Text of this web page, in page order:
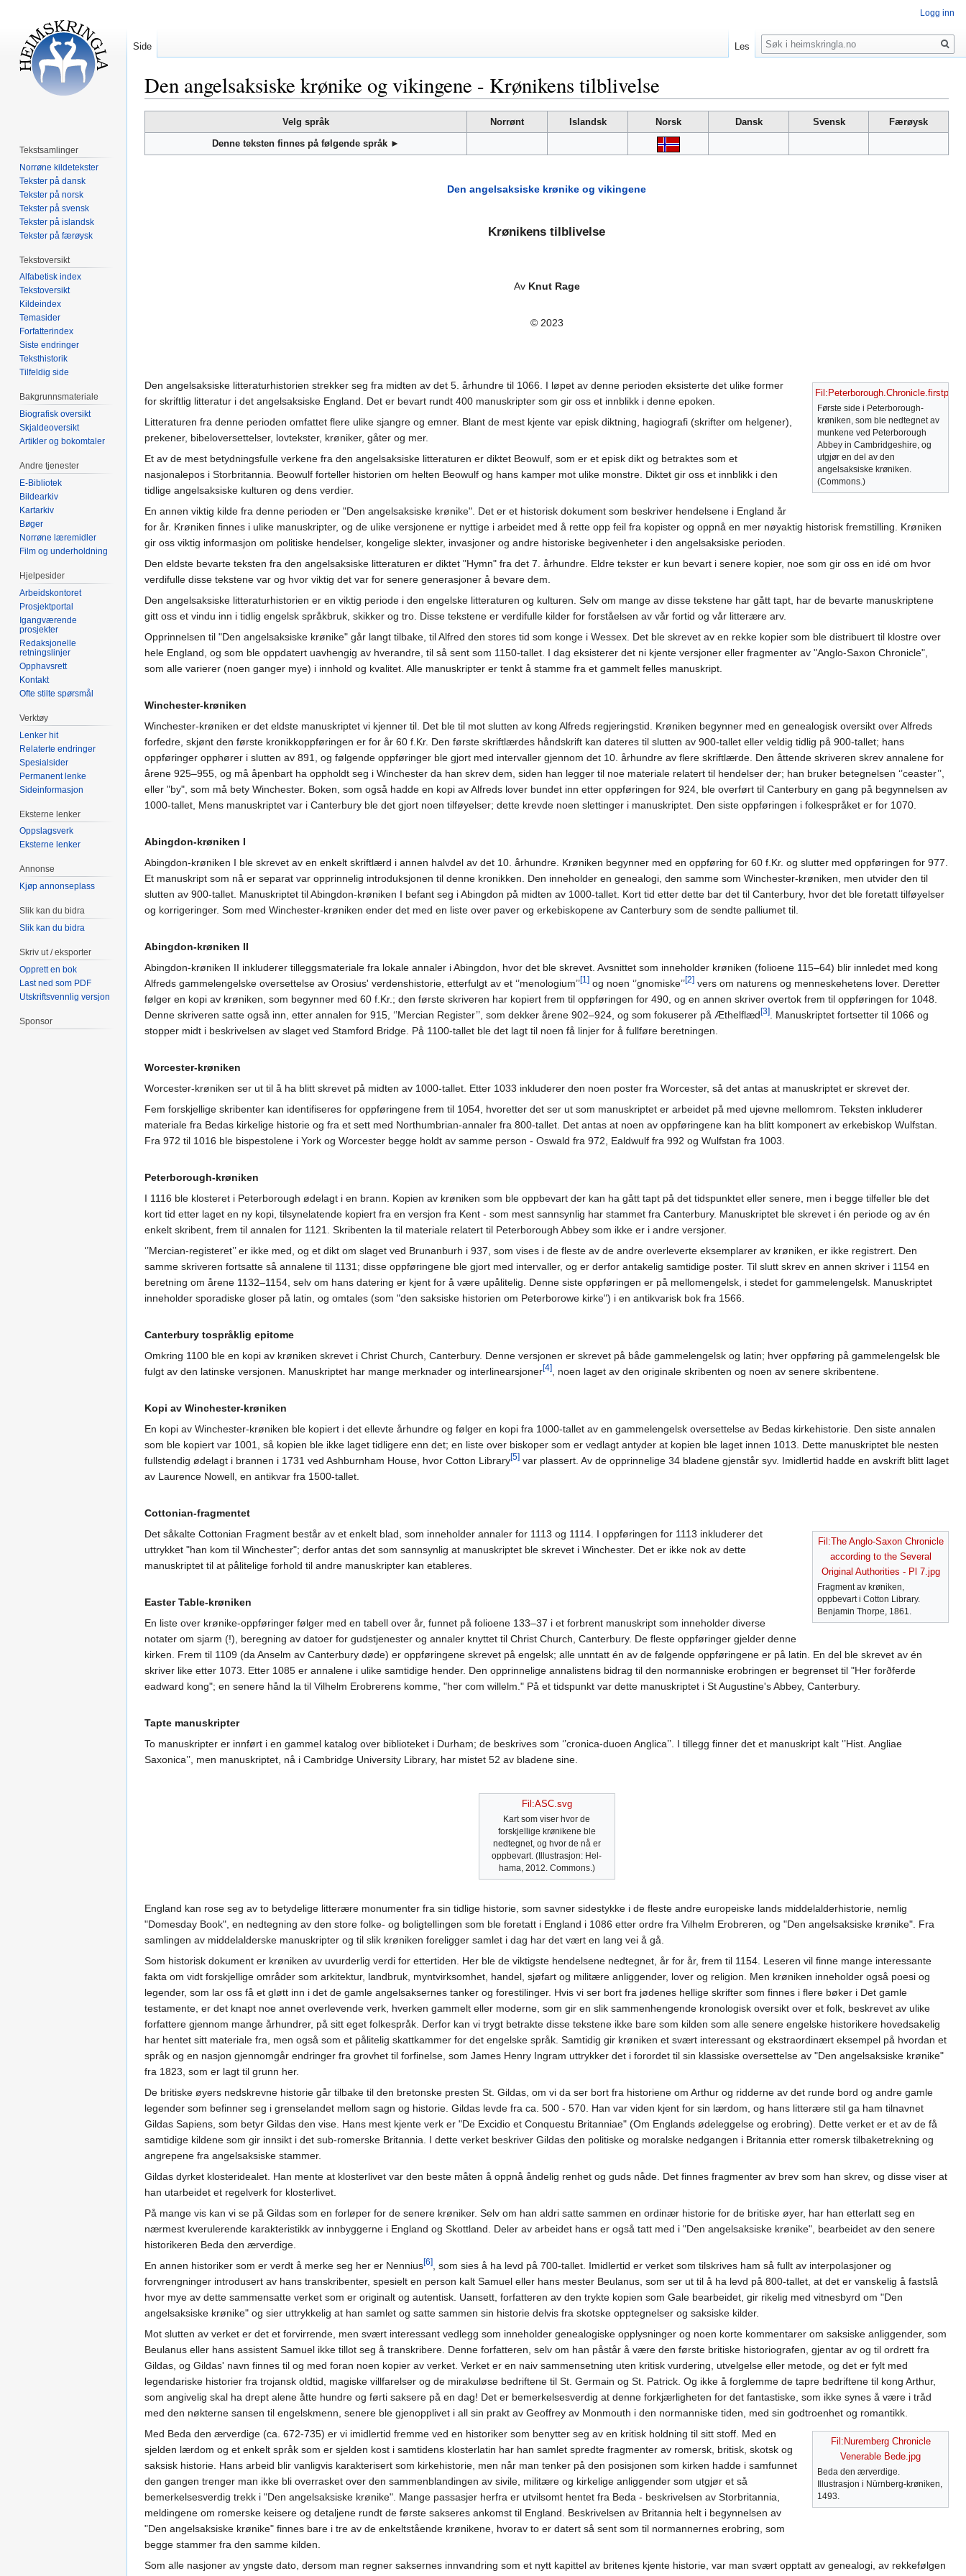
Den angelsaksiske krønike og vikingene - Krønikens tilblivelse
til
til
Velg språk Norrønt Islandsk Norsk Dansk Svensk
Færøysk
Denne teksten finnes på følgende språk ►
Den angelsaksiske krønike og vikingene
Krønikens tilblivelse
Av Knut Rage
© 2023
Første side i Peterborough-
krøniken, som ble nedtegnet av
munkene ved Peterborough
Abbey in Cambridgeshire, og
utgjør en del av den
angelsaksiske krøniken.
(Commons.)
Den angelsaksiske litteraturhistorien strekker seg fra midten av det 5. århundre til 1066. I løpet av denne perioden eksisterte det ulike former
for skriftlig litteratur i det angelsaksiske England. Det er bevart rundt 400 manuskripter som gir oss et innblikk i denne epoken.
Litteraturen fra denne perioden omfattet flere ulike sjangre og emner. Blant de mest kjente var episk diktning, hagiografi (skrifter om helgener),
prekener, bibeloversettelser, lovtekster, krøniker, gåter og mer.
Et av de mest betydningsfulle verkene fra den angelsaksiske litteraturen er diktet Beowulf, som er et episk dikt og betraktes som et
nasjonalepos i Storbritannia. Beowulf forteller historien om helten Beowulf og hans kamper mot ulike monstre. Diktet gir oss et innblikk i den
tidlige angelsaksiske kulturen og dens verdier.
En annen viktig kilde fra denne perioden er "Den angelsaksiske krønike". Det er et historisk dokument som beskriver hendelsene i England år
for år. Krøniken finnes i ulike manuskripter, og de ulike versjonene er nyttige i arbeidet med å rette opp feil fra kopister og oppnå en mer nøyaktig historisk fremstilling. Krøniken
gir oss viktig informasjon om politiske hendelser, kongelige slekter, invasjoner og andre historiske begivenheter i den angelsaksiske perioden.
Den eldste bevarte teksten fra den angelsaksiske litteraturen er diktet "Hymn" fra det 7. århundre. Eldre tekster er kun bevart i senere kopier, noe som gir oss en idé om hvor
verdifulle disse tekstene var og hvor viktig det var for senere generasjoner å bevare dem.
Den angelsaksiske litteraturhistorien er en viktig periode i den engelske litteraturen og kulturen. Selv om mange av disse tekstene har gått tapt, har de bevarte manuskriptene
gitt oss et vindu inn i tidlig engelsk språkbruk, skikker og tro. Disse tekstene er verdifulle kilder for forståelsen av vår fortid og vår litterære arv.
Opprinnelsen til "Den angelsaksiske krønike" går langt tilbake, til Alfred den stores tid som konge i Wessex. Det ble skrevet av en rekke kopier som ble distribuert til klostre over
hele England, og som ble oppdatert uavhengig av hverandre, til så sent som 1150-tallet. I dag eksisterer det ni kjente versjoner eller fragmenter av "Anglo-Saxon Chronicle",
som alle varierer (noen ganger mye) i innhold og kvalitet. Alle manuskripter er tenkt å stamme fra et gammelt felles manuskript.
Winchester-krøniken
Winchester-krøniken er det eldste manuskriptet vi kjenner til. Det ble til mot slutten av kong Alfreds regjeringstid. Krøniken begynner med en genealogisk oversikt over Alfreds
forfedre, skjønt den første kronikkoppføringen er for år 60 f.Kr. Den første skriftlærdes håndskrift kan dateres til slutten av 900-tallet eller veldig tidlig på 900-tallet; hans
oppføringer opphører i slutten av 891, og følgende oppføringer ble gjort med intervaller gjennom det 10. århundre av flere skriftlærde. Den åttende skriveren skrev annalene for
årene 925–955, og må åpenbart ha oppholdt seg i Winchester da han skrev dem, siden han legger til noe materiale relatert til hendelser der; han bruker betegnelsen ‘’ceaster’’,
eller "by", som må bety Winchester. Boken, som også hadde en kopi av Alfreds lover bundet inn etter oppføringen for 924, ble overført til Canterbury en gang på begynnelsen av
1000-tallet, Mens manuskriptet var i Canterbury ble det gjort noen tilføyelser; dette krevde noen slettinger i manuskriptet. Den siste oppføringen i folkespråket er for 1070.
Abingdon-krøniken I
Abingdon-krøniken I ble skrevet av en enkelt skriftlærd i annen halvdel av det 10. århundre. Krøniken begynner med en oppføring for 60 f.Kr. og slutter med oppføringen for 977.
Et manuskript som nå er separat var opprinnelig introduksjonen til denne kronikken. Den inneholder en genealogi, den samme som Winchester-krøniken, men utvider den til
slutten av 900-tallet. Manuskriptet til Abingdon-krøniken I befant seg i Abingdon på midten av 1000-tallet. Kort tid etter dette bar det til Canterbury, hvor det ble foretatt tilføyelser
og korrigeringer. Som med Winchester-krøniken ender det med en liste over paver og erkebiskopene av Canterbury som de sendte palliumet til.
Abingdon-krøniken II
Abingdon-krøniken II inkluderer tilleggsmateriale fra lokale annaler i Abingdon, hvor det ble skrevet. Avsnittet som inneholder krøniken (folioene 115–64) blir innledet med kong
Alfreds gammelengelske oversettelse av Orosius' verdenshistorie, etterfulgt av et ‘’menologium’’[1] og noen ‘’gnomiske’’[2] vers om naturens og menneskehetens lover. Deretter
følger en kopi av krøniken, som begynner med 60 f.Kr.; den første skriveren har kopiert frem til oppføringen for 490, og en annen skriver overtok frem til oppføringen for 1048.
Denne skriveren satte også inn, etter annalen for 915, ‘’Mercian Register’’, som dekker årene 902–924, og som fokuserer på Æthelflæd[3]. Manuskriptet fortsetter til 1066 og
stopper midt i beskrivelsen av slaget ved Stamford Bridge. På 1100-tallet ble det lagt til noen få linjer for å fullføre beretningen.
Worcester-krøniken
Worcester-krøniken ser ut til å ha blitt skrevet på midten av 1000-tallet. Etter 1033 inkluderer den noen poster fra Worcester, så det antas at manuskriptet er skrevet der.
Fem forskjellige skribenter kan identifiseres for oppføringene frem til 1054, hvoretter det ser ut som manuskriptet er arbeidet på med ujevne mellomrom. Teksten inkluderer
materiale fra Bedas kirkelige historie og fra et sett med Northumbrian-annaler fra 800-tallet. Det antas at noen av oppføringene kan ha blitt komponert av erkebiskop Wulfstan.
Fra 972 til 1016 ble bispestolene i York og Worcester begge holdt av samme person - Oswald fra 972, Ealdwulf fra 992 og Wulfstan fra 1003.
Peterborough-krøniken
I 1116 ble klosteret i Peterborough ødelagt i en brann. Kopien av krøniken som ble oppbevart der kan ha gått tapt på det tidspunktet eller senere, men i begge tilfeller ble det
kort tid etter laget en ny kopi, tilsynelatende kopiert fra en versjon fra Kent - som mest sannsynlig har stammet fra Canterbury. Manuskriptet ble skrevet i én periode og av én
enkelt skribent, frem til annalen for 1121. Skribenten la til materiale relatert til Peterborough Abbey som ikke er i andre versjoner.
‘’Mercian-registeret’’ er ikke med, og et dikt om slaget ved Brunanburh i 937, som vises i de fleste av de andre overleverte eksemplarer av krøniken, er ikke registrert. Den
samme skriveren fortsatte så annalene til 1131; disse oppføringene ble gjort med intervaller, og er derfor antakelig samtidige poster. Til slutt skrev en annen skriver i 1154 en
beretning om årene 1132–1154, selv om hans datering er kjent for å være upålitelig. Denne siste oppføringen er på mellomengelsk, i stedet for gammelengelsk. Manuskriptet
inneholder sporadiske gloser på latin, og omtales (som "den saksiske historien om Peterborowe kirke") i en antikvarisk bok fra 1566.
Canterbury tospråklig epitome
Omkring 1100 ble en kopi av krøniken skrevet i Christ Church, Canterbury. Denne versjonen er skrevet på både gammelengelsk og latin; hver oppføring på gammelengelsk ble
fulgt av den latinske versjonen. Manuskriptet har mange merknader og interlinearsjoner[4], noen laget av den originale skribenten og noen av senere skribentene.
Kopi av Winchester-krøniken
En kopi av Winchester-krøniken ble kopiert i det ellevte århundre og følger en kopi fra 1000-tallet av en gammelengelsk oversettelse av Bedas kirkehistorie. Den siste annalen
som ble kopiert var 1001, så kopien ble ikke laget tidligere enn det; en liste over biskoper som er vedlagt antyder at kopien ble laget innen 1013. Dette manuskriptet ble nesten
fullstendig ødelagt i brannen i 1731 ved Ashburnham House, hvor Cotton Library[5] var plassert. Av de opprinnelige 34 bladene gjenstår syv. Imidlertid hadde en avskrift blitt laget
av Laurence Nowell, en antikvar fra 1500-tallet.
Cottonian-fragmentet
Fil:The Anglo-Saxon Chronicle
according to the Several
Original Authorities - Pl 7.jpg
Fragment av krøniken,
oppbevart i Cotton Library.
Benjamin Thorpe, 1861.
Det såkalte Cottonian Fragment består av et enkelt blad, som inneholder annaler for 1113 og 1114. I oppføringen for 1113 inkluderer det
uttrykket "han kom til Winchester"; derfor antas det som sannsynlig at manuskriptet ble skrevet i Winchester. Det er ikke nok av dette
manuskriptet til at pålitelige forhold til andre manuskripter kan etableres.
Easter Table-krøniken
En liste over krønike-oppføringer følger med en tabell over år, funnet på folioene 133–37 i et forbrent manuskript som inneholder diverse
notater om sjarm (!), beregning av datoer for gudstjenester og annaler knyttet til Christ Church, Canterbury. De fleste oppføringer gjelder denne
kirken. Frem til 1109 (da Anselm av Canterbury døde) er oppføringene skrevet på engelsk; alle unntatt én av de følgende oppføringene er på latin. En del ble skrevet av én
skriver like etter 1073. Etter 1085 er annalene i ulike samtidige hender. Den opprinnelige annalistens bidrag til den normanniske erobringen er begrenset til "Her forðferde
eadward kong"; en senere hånd la til Vilhelm Erobrerens komme, "her com willelm." På et tidspunkt var dette manuskriptet i St Augustine's Abbey, Canterbury.
Tapte manuskripter
To manuskripter er innført i en gammel katalog over biblioteket i Durham; de beskrives som ‘’cronica-duoen Anglica’’. I tillegg finner det et manuskript kalt ‘’Hist. Angliae
Saxonica’’, men manuskriptet, nå i Cambridge University Library, har mistet 52 av bladene sine.
Fil:ASC.svg
Kart som viser hvor de
forskjellige krønikene ble
nedtegnet, og hvor de nå er
oppbevart. (Illustrasjon: Hel-
hama, 2012. Commons.)
England kan rose seg av to betydelige litterære monumenter fra sin tidlige historie, som savner sidestykke i de fleste andre europeiske lands middelalderhistorie, nemlig
"Domesday Book", en nedtegning av den store folke- og boligtellingen som ble foretatt i England i 1086 etter ordre fra Vilhelm Erobreren, og "Den angelsaksiske krønike". Fra
samlingen av middelalderske manuskripter og til slik krøniken foreligger samlet i dag har det vært en lang vei å gå.
Som historisk dokument er krøniken av uvurderlig verdi for ettertiden. Her ble de viktigste hendelsene nedtegnet, år for år, frem til 1154. Leseren vil finne mange interessante
fakta om vidt forskjellige områder som arkitektur, landbruk, myntvirksomhet, handel, sjøfart og militære anliggender, lover og religion. Men krøniken inneholder også poesi og
legender, som lar oss få et gløtt inn i det de gamle angelsaksernes tanker og forestilinger. Hvis vi ser bort fra jødenes hellige skrifter som finnes i flere bøker i Det gamle
testamente, er det knapt noe annet overlevende verk, hverken gammelt eller moderne, som gir en slik sammenhengende kronologisk oversikt over et folk, beskrevet av ulike
forfattere gjennom mange århundrer, på sitt eget folkespråk. Derfor kan vi trygt betrakte disse tekstene ikke bare som kilden som alle senere engelske historikere hovedsakelig
har hentet sitt materiale fra, men også som et pålitelig skattkammer for det engelske språk. Samtidig gir krøniken et svært interessant og ekstraordinært eksempel på hvordan et
språk og en nasjon gjennomgår endringer fra grovhet til forfinelse, som James Henry Ingram uttrykker det i forordet til sin klassiske oversettelse av "Den angelsaksiske krønike"
fra 1823, som er lagt til grunn her.
De britiske øyers nedskrevne historie går tilbake til den bretonske presten St. Gildas, om vi da ser bort fra historiene om Arthur og ridderne av det runde bord og andre gamle
legender som befinner seg i grenselandet mellom sagn og historie. Gildas levde fra ca. 500 - 570. Han var viden kjent for sin lærdom, og hans litterære stil ga ham tilnavnet
Gildas Sapiens, som betyr Gildas den vise. Hans mest kjente verk er "De Excidio et Conquestu Britanniae" (Om Englands ødeleggelse og erobring). Dette verket er et av de få
samtidige kildene som gir innsikt i det sub-romerske Britannia. I dette verket beskriver Gildas den politiske og moralske nedgangen i Britannia etter romersk tilbaketrekning og
angrepene fra angelsaksiske stammer.
Gildas dyrket klosteridealet. Han mente at klosterlivet var den beste måten å oppnå åndelig renhet og guds nåde. Det finnes fragmenter av brev som han skrev, og disse viser at
han utarbeidet et regelverk for klosterlivet.
På mange vis kan vi se på Gildas som en forløper for de senere krøniker. Selv om han aldri satte sammen en ordinær historie for de britiske øyer, har han etterlatt seg en
nærmest kverulerende karakteristikk av innbyggerne i England og Skottland. Deler av arbeidet hans er også tatt med i "Den angelsaksiske krønike", bearbeidet av den senere
historikeren Beda den ærverdige.
En annen historiker som er verdt å merke seg her er Nennius[6], som sies å ha levd på 700-tallet. Imidlertid er verket som tilskrives ham så fullt av interpolasjoner og
forvrengninger introdusert av hans transkribenter, spesielt en person kalt Samuel eller hans mester Beulanus, som ser ut til å ha levd på 800-tallet, at det er vanskelig å fastslå
hvor mye av dette sammensatte verket som er originalt og autentisk. Uansett, forfatteren av den trykte kopien som Gale bearbeidet, gir rikelig med vitnesbyrd om "Den
angelsaksiske krønike" og sier uttrykkelig at han samlet og satte sammen sin historie delvis fra skotske opptegnelser og saksiske kilder.
Mot slutten av verket er det et forvirrende, men svært interessant vedlegg som inneholder genealogiske opplysninger og noen korte kommentarer om saksiske anliggender, som
Beulanus eller hans assistent Samuel ikke tillot seg å transkribere. Denne forfatteren, selv om han påstår å være den første britiske historiografen, gjentar av og til ordrett fra
Gildas, og Gildas' navn finnes til og med foran noen kopier av verket. Verket er en naiv sammensetning uten kritisk vurdering, utvelgelse eller metode, og det er fylt med
legendariske historier fra trojansk oldtid, magiske villfarelser og de mirakuløse bedriftene til St. Germain og St. Patrick. Og ikke å forglemme de tapre bedriftene til kong Arthur,
som angivelig skal ha drept alene åtte hundre og førti saksere på en dag! Det er bemerkelsesverdig at denne forkjærligheten for det fantastiske, som ikke synes å være i tråd
med den nøkterne sansen til engelskmenn, senere ble gjenopplivet i all sin prakt av Geoffrey av Monmouth i den normanniske tiden, med sin godtroenhet og romantikk.
Fil:Nuremberg Chronicle
Venerable Bede.jpg
Beda den ærverdige.
Illustrasjon i Nürnberg-krøniken,
1493.
Med Beda den ærverdige (ca. 672-735) er vi imidlertid fremme ved en historiker som benytter seg av en kritisk holdning til sitt stoff. Med en
sjelden lærdom og et enkelt språk som er sjelden kost i samtidens klosterlatin har han samlet spredte fragmenter av romersk, britisk, skotsk og
saksisk historie. Hans arbeid blir vanligvis karakterisert som kirkehistorie, men når man tenker på den posisjonen som kirken hadde i samfunnet
den gangen trenger man ikke bli overrasket over den sammenblandingen av sivile, militære og kirkelige anliggender som utgjør et så
bemerkelsesverdig trekk i "Den angelsaksiske krønike". Mange passasjer herfra er utvilsomt hentet fra Beda - beskrivelsen av Storbritannia,
meldingene om romerske keisere og detaljene rundt de første sakseres ankomst til England. Beskrivelsen av Britannia helt i begynnelsen av
"Den angelsaksiske krønike" finnes bare i tre av de enkeltstående krønikene, hvorav to er datert så sent som til normannernes erobring, som
begge stammer fra den samme kilden.
Som alle nasjoner av yngste dato, dersom man regner saksernes innvandring som et nytt kapittel av britenes kjente historie, var man svært opptatt av genealogi, av rekkefølgen
Logg inn
Side Les
Søk
Tekstsamlinger
Norrøne kildetekster
Tekster på dansk
Tekster på norsk
Tekster på svensk
Tekster på islandsk
Tekster på færøysk
Tekstoversikt
Alfabetisk index
Tekstoversikt
Kildeindex
Temasider
Forfatterindex
Siste endringer
Teksthistorik
Tilfeldig side
Bakgrunnsmateriale
Biografisk oversikt
Skjaldeoversikt
Artikler og bokomtaler
Andre tjenester
E-Bibliotek
Bildearkiv
Kartarkiv
Bøger
Norrøne læremidler
Film og underholdning
Hjelpesider
Arbeidskontoret
Prosjektportal
Igangværende
prosjekter
Redaksjonelle
retningslinjer
Opphavsrett
Kontakt
Ofte stilte spørsmål
Verktøy
Lenker hit
Relaterte endringer
Spesialsider
Permanent lenke
Sideinformasjon
Eksterne lenker
Oppslagsverk
Eksterne lenker
Annonse
Kjøp annonseplass
Slik kan du bidra
Slik kan du bidra
Skriv ut / eksporter
Opprett en bok
Last ned som PDF
Utskriftsvennlig versjon
Sponsor